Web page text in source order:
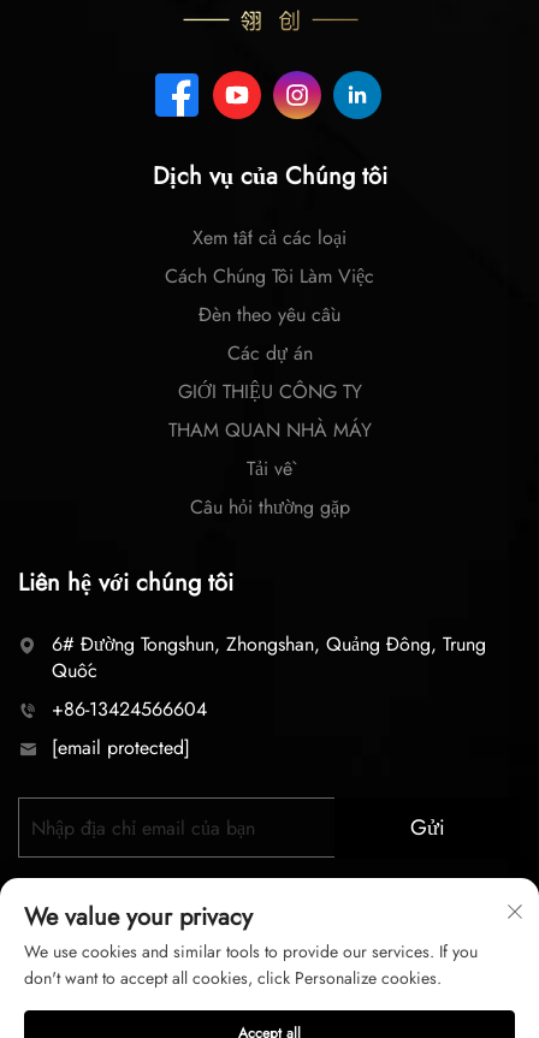
Dịch vụ của Chúng tôi
Xem tất cả các loại
Cách Chúng Tôi Làm Việc
Đèn theo yêu cầu
Các dự án
GIỚI THIỆU CÔNG TY
THAM QUAN NHÀ MÁY
Tải về
Câu hỏi thường gặp
Liên hệ với chúng tôi
6# Đường Tongshun, Zhongshan, Quảng Đông, Trung
Quốc
+86-13424566604
[email protected]
Gửi
Bản quyền © 2026 zhongshan LC lighting Co.,LTD. Mọi
We value your privacy
We use cookies and similar tools to provide our services. If you
don't want to accept all cookies, click Personalize cookies.
Accept all